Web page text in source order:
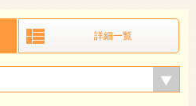
詳細一覧